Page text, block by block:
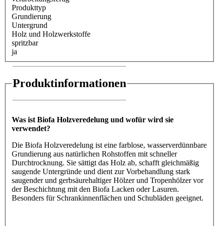
Produkttyp
Grundierung
Untergrund
Holz und Holzwerkstoffe
spritzbar
ja
Produktinformationen
Was ist Biofa Holzveredelung und wofür wird sie
verwendet?
Die Biofa Holzveredelung ist eine farblose, wasserverdünnbare
Grundierung aus natürlichen Rohstoffen mit schneller
Durchtrocknung. Sie sättigt das Holz ab, schafft gleichmäßig
saugende Untergründe und dient zur Vorbehandlung stark
saugender und gerbsäurehaltiger Hölzer und Tropenhölzer vor
der Beschichtung mit den Biofa Lacken oder Lasuren.
Besonders für Schrankinnenflächen und Schubläden geeignet.